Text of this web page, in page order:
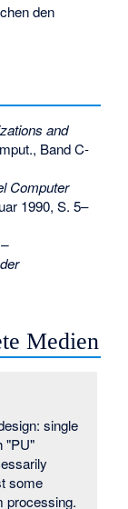
den
and
Band C-
Computer
1990, S. 5–
Medien
single
"PU"
some
processing.